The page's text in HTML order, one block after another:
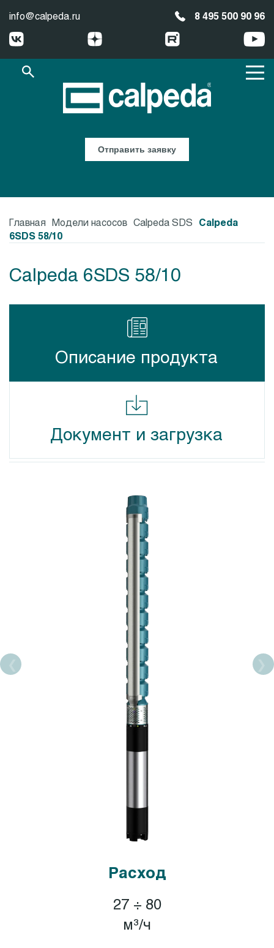
info@calpeda.ru 8 495 500 90 96
Отправить заявку
Главная Модели насосов Calpeda SDS
Calpeda
6SDS 58/10
Calpeda 6SDS 58/10
Описание продукта
Документ и загрузка
Расход
27 ÷ 80
м³/ч